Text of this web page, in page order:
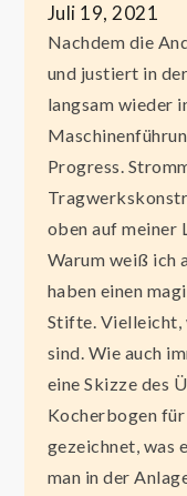
Juli 19, 2021
Nachdem die
und justiert in
langsam wieder
Progress.
oben auf meiner
Warum weiß ich
haben einen
Stifte. Vielleicht,
sind. Wie auch
eine Skizze des
Kocherbogen
gezeichnet, was
man in der